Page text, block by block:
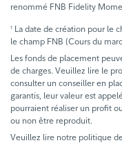
renommé FNB Fidelity
† La date de création pour le
le champ FNB (Cours du
Les fonds de placement
de charges. Veuillez lire le
consulter un conseiller en
garantis, leur valeur est
pourraient réaliser un profit
ou non être reproduit.
Veuillez lire notre politique